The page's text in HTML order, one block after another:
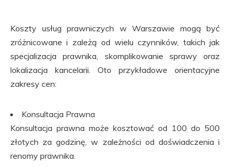
Koszty usług prawniczych w Warszawie mogą być
zróżnicowane i zależą od wielu czynników, takich jak
specjalizacja prawnika, skomplikowanie sprawy oraz
lokalizacja kancelarii. Oto przykładowe orientacyjne
zakresy cen:
Konsultacja Prawna
Konsultacja prawna może kosztować od 100 do 500
złotych za godzinę, w zależności od doświadczenia i
renomy prawnika.